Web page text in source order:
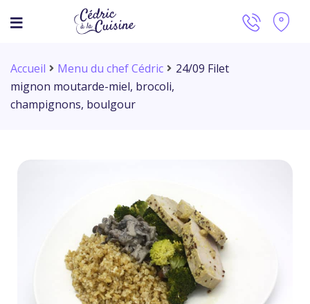
Accueil Menu du chef Cédric
24/09 Filet
mignon moutarde-miel, brocoli,
champignons, boulgour